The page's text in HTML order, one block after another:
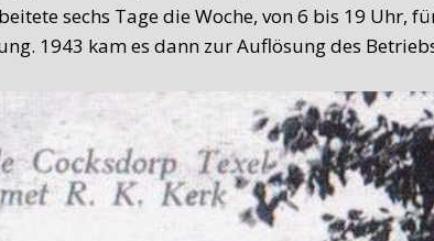
sechs Tage die Woche, von 6 bis 19 Uhr,
1943 kam es dann zur Auflösung des
Leitung von C. de Waard noch
ein nützliches
daraus ein Bed & Breakfast.